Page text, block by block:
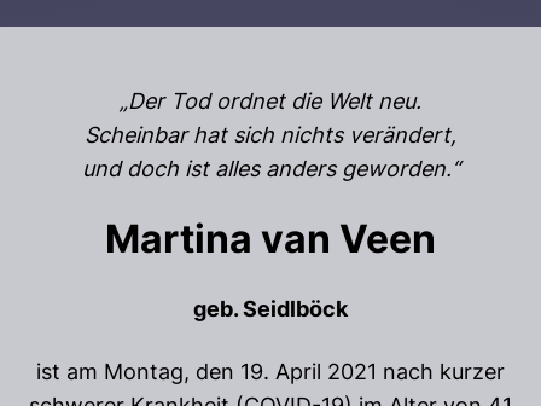
„Der Tod ordnet die Welt neu.
Scheinbar hat sich nichts verändert,
und doch ist alles anders geworden.“
Martina van Veen
geb. Seidlböck
ist am Montag, den 19. April 2021 nach kurzer